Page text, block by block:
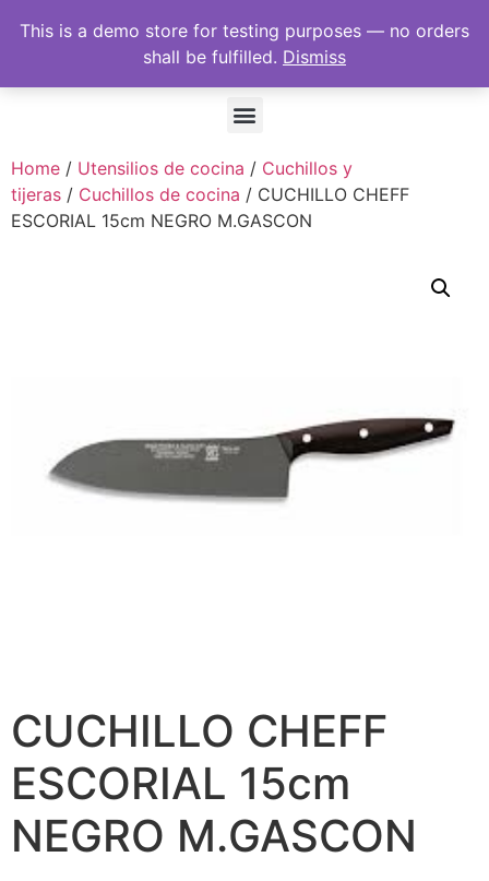
Home / Utensilios de cocina / Cuchillos y
tijeras / Cuchillos de cocina / CUCHILLO CHEFF
ESCORIAL 15cm NEGRO M.GASCON
CUCHILLO CHEFF
ESCORIAL 15cm
NEGRO M.GASCON
This is a demo store for testing purposes — no orders
shall be fulfilled. Dismiss